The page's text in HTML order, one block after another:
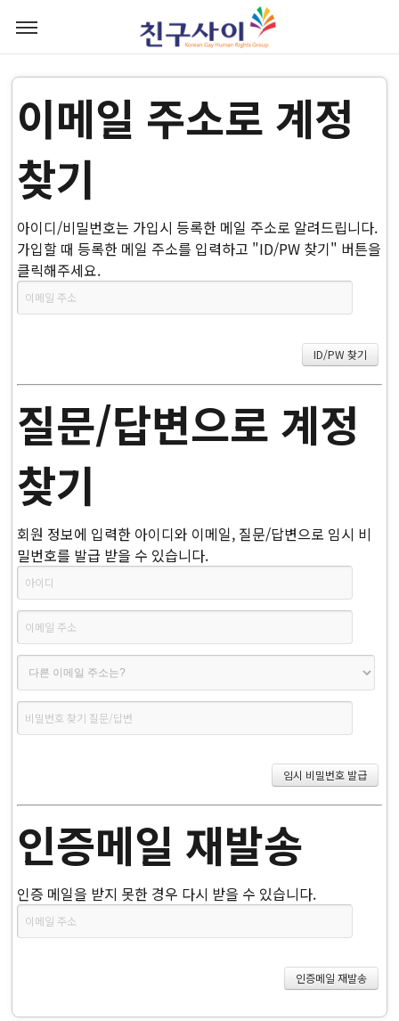
이메일 주소로 계정
찾기
아이디/비밀번호는 가입시 등록한 메일 주소로 알려드립니다.
가입할 때 등록한 메일 주소를 입력하고 "ID/PW 찾기" 버튼을
클릭해주세요.
질문/답변으로 계정
찾기
회원 정보에 입력한 아이디와 이메일, 질문/답변으로 임시 비
밀번호를 발급 받을 수 있습니다.
인증메일 재발송
인증 메일을 받지 못한 경우 다시 받을 수 있습니다.